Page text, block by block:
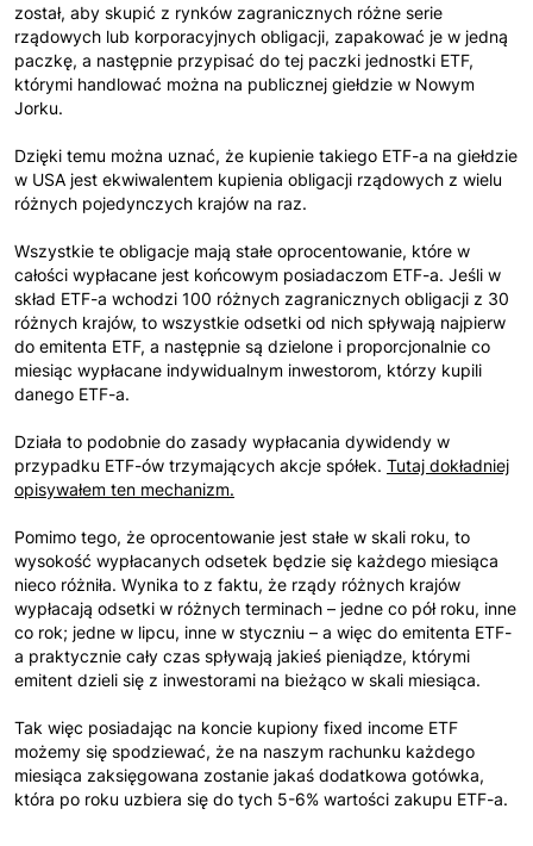
został, aby skupić z rynków zagranicznych różne serie
rządowych lub korporacyjnych obligacji, zapakować je w jedną
paczkę, a następnie przypisać do tej paczki jednostki ETF,
którymi handlować można na publicznej giełdzie w Nowym
Jorku.
Dzięki temu można uznać, że kupienie takiego ETF-a na giełdzie
w USA jest ekwiwalentem kupienia obligacji rządowych z wielu
różnych pojedynczych krajów na raz.
Wszystkie te obligacje mają stałe oprocentowanie, które w
całości wypłacane jest końcowym posiadaczom ETF-a. Jeśli w
skład ETF-a wchodzi 100 różnych zagranicznych obligacji z 30
różnych krajów, to wszystkie odsetki od nich spływają najpierw
do emitenta ETF, a następnie są dzielone i proporcjonalnie co
miesiąc wypłacane indywidualnym inwestorom, którzy kupili
danego ETF-a.
Działa to podobnie do zasady wypłacania dywidendy w
przypadku ETF-ów trzymających akcje spółek. Tutaj dokładniej
opisywałem ten mechanizm.
Pomimo tego, że oprocentowanie jest stałe w skali roku, to
wysokość wypłacanych odsetek będzie się każdego miesiąca
nieco różniła. Wynika to z faktu, że rządy różnych krajów
wypłacają odsetki w różnych terminach – jedne co pół roku, inne
co rok; jedne w lipcu, inne w styczniu – a więc do emitenta ETF-
a praktycznie cały czas spływają jakieś pieniądze, którymi
emitent dzieli się z inwestorami na bieżąco w skali miesiąca.
Tak więc posiadając na koncie kupiony fixed income ETF
możemy się spodziewać, że na naszym rachunku każdego
miesiąca zaksięgowana zostanie jakaś dodatkowa gotówka,
która po roku uzbiera się do tych 5-6% wartości zakupu ETF-a.